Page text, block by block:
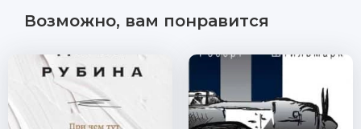
Возможно, вам понравится